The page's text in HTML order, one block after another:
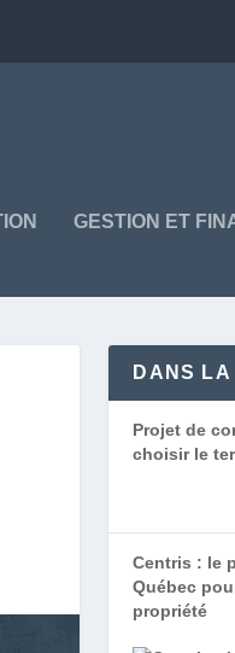
GESTION ET
DANS LA
Projet de
choisir le
Centris : le
Québec
propriété